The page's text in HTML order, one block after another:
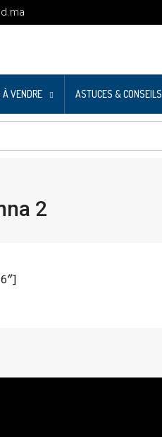
À VENDRE ASTUCES & CONSEILS
2